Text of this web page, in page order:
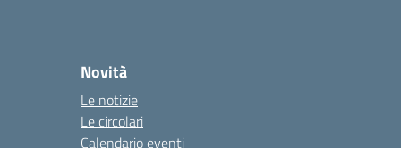
Novità
Le notizie
Le circolari
Calendario eventi